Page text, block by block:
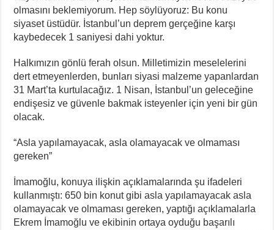
olmasını beklemiyorum. Hep söylüyoruz: Bu konu
siyaset üstüdür. İstanbul’un deprem gerçeğine karşı
kaybedecek 1 saniyesi dahi yoktur.
Halkımızın gönlü ferah olsun. Milletimizin meselelerini
dert etmeyenlerden, bunları siyasi malzeme yapanlardan
31 Mart’ta kurtulacağız. 1 Nisan, İstanbul’un geleceğine
endişesiz ve güvenle bakmak isteyenler için yeni bir gün
olacak.
“Asla yapılamayacak, asla olamayacak ve olmaması
gereken”
İmamoğlu, konuya ilişkin açıklamalarında şu ifadeleri
kullanmıştı: 650 bin konut gibi asla yapılamayacak asla
olamayacak ve olmaması gereken, yaptığı açıklamalarla
Ekrem İmamoğlu ve ekibinin ortaya oyduğu başarılı